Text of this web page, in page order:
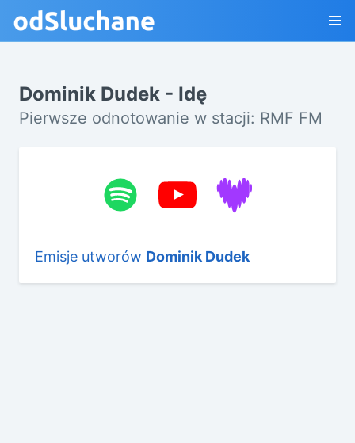
Dominik Dudek - Idę
Pierwsze odnotowanie w stacji: RMF FM
Emisje utworów Dominik Dudek